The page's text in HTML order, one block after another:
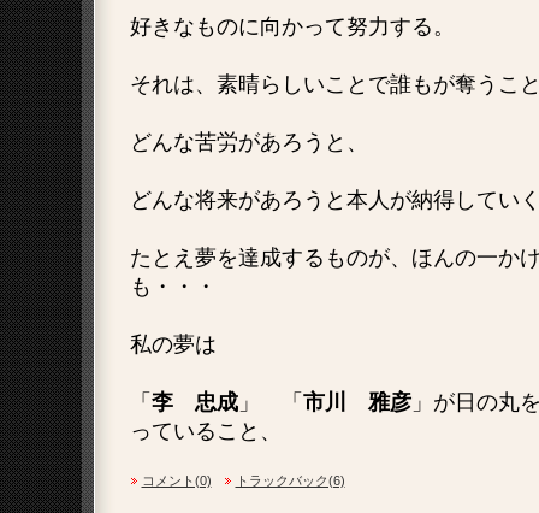
好きなものに向かって努力する。
それは、素晴らしいことで誰もが奪うこ
どんな苦労があろうと、
どんな将来があろうと本人が納得してい
たとえ夢を達成するものが、ほんの一か
も・・・
私の夢は
「 李 忠成」 「 市川 雅彦」が日の丸
っていること、
コメント(0) トラックバック(6)